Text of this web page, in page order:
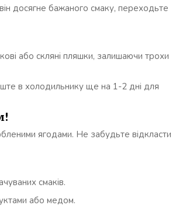
досягне бажаного смаку, переходьте
або скляні пляшки, залишаючи трохи
в холодильнику ще на 1-2 дні для
ягодами. Не забудьте відкласти
смаків.
або медом.